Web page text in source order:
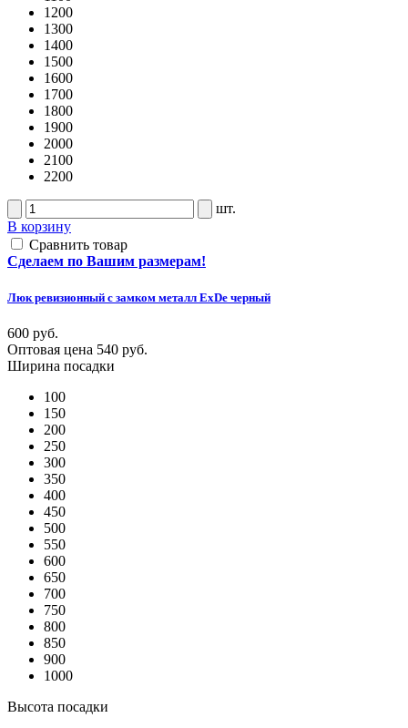
1200
1300
1400
1500
1600
1700
1800
1900
2000
2100
2200
шт.
В корзину
Сравнить товар
Сделаем по Вашим размерам!
Люк ревизионный с замком металл ExDe черный
600 руб.
Оптовая цена 540 руб.
Ширина посадки
100
150
200
250
300
350
400
450
500
550
600
650
700
750
800
850
900
1000
Высота посадки